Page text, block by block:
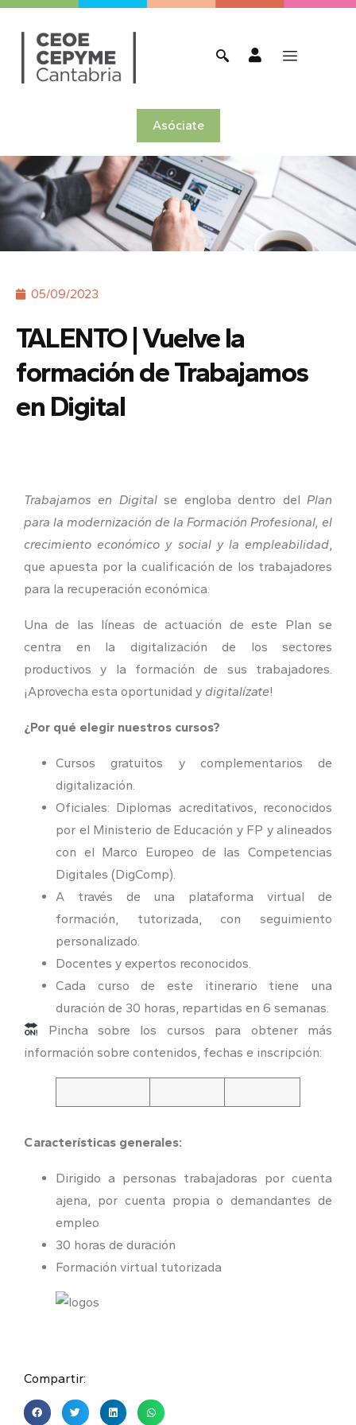
Asóciate
05/09/2023
TALENTO | Vuelve la
formación de Trabajamos
en Digital
Trabajamos en Digitalse engloba dentro del Plan
para la modernización de la Formación Profesional, el
crecimiento económico y social y la empleabilidad
que apuesta por la cualificación de los trabajadores
para la recuperación económica.
Una de las líneas de actuación de este Plan se
centra en la digitalización de los sectores
productivos y la formación de sus trabajadores.
¡Aprovecha esta oportunidad y digitalízate!
¿Por qué elegir nuestros cursos?
Cursos gratuitos y complementarios de
digitalización.
Oficiales: Diplomas acreditativos, reconocidos
por el Ministerio de Educación y FP y alineados
con el Marco Europeo de las Competencias
Digitales (DigComp).
A través de una plataforma virtual de
formación, tutorizada, con seguimiento
personalizado.
Docentes y expertos reconocidos.
Cada curso de este itinerario tiene una
duración de 30 horas, repartidas en 6 semanas.
Pincha sobre los cursos para obtener más
información sobre contenidos, fechas e inscripción:
Características generales:
Dirigido a personas trabajadoras por cuenta
ajena, por cuenta propia o demandantes de
empleo
30 horas de duración
Formación virtual tutorizada
Compartir: